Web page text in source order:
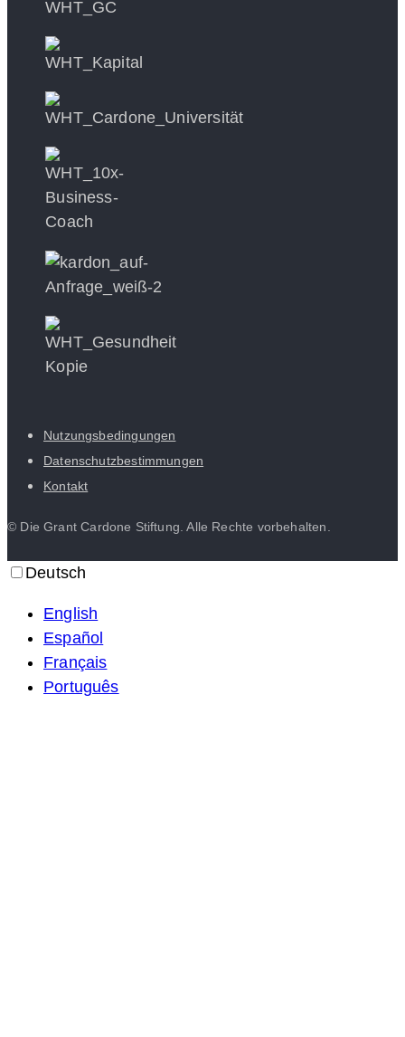
Nutzungsbedingungen
Datenschutzbestimmungen
Kontakt
© Die Grant Cardone Stiftung. Alle Rechte vorbehalten.
Deutsch
English
Español
Français
Português